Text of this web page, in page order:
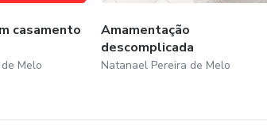
casamento
Melo
Amamentação
descomplicada
Natanael Pereira de Melo